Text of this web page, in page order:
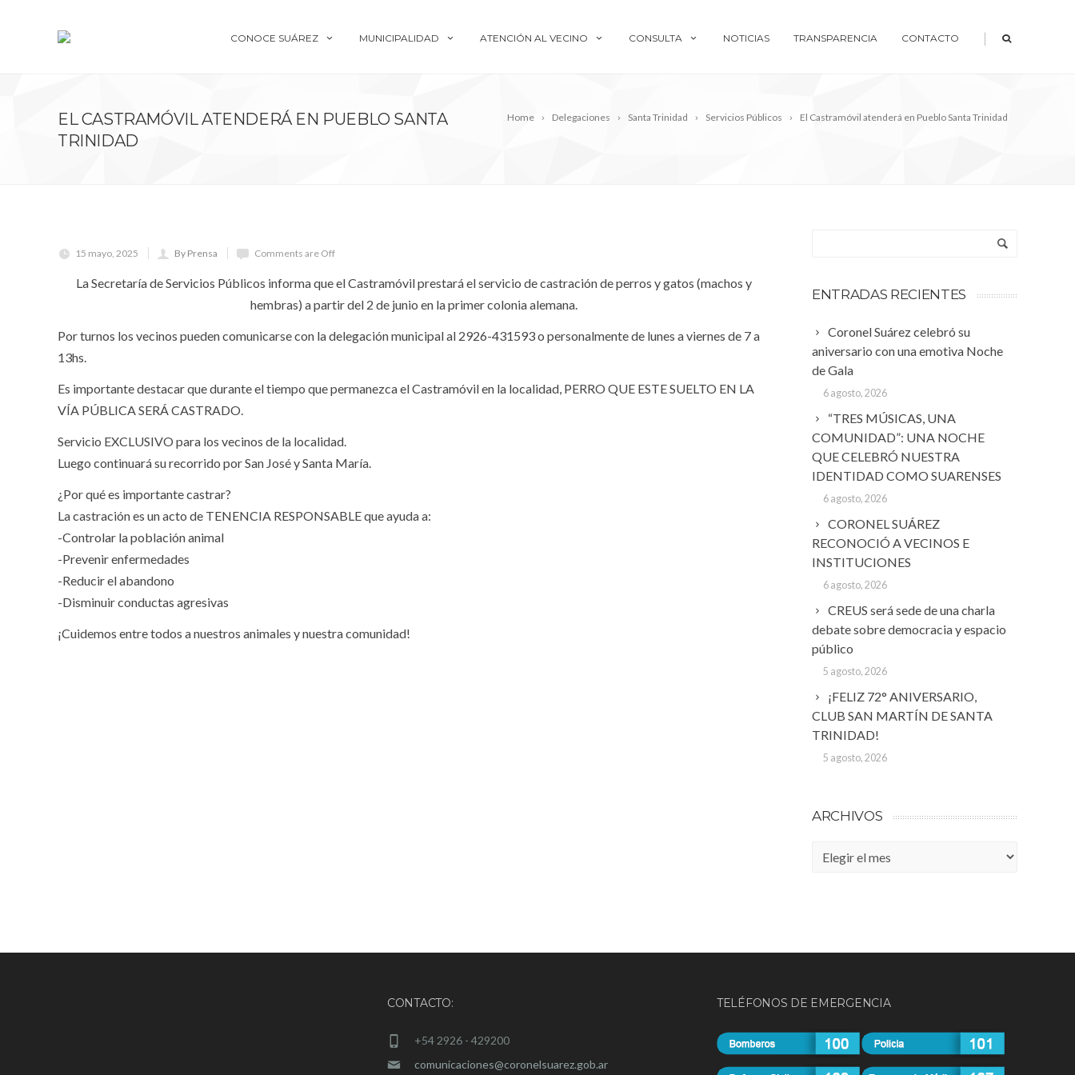
CONOCE SUÁREZ MUNICIPALIDAD ATENCIÓN AL VECINO CONSULTA NOTICIAS TRANSPARENCIA CONTACTO |
Home Delegaciones Santa Trinidad Servicios Públicos El Castramóvil atenderá en Pueblo Santa Trinidad
EL CASTRAMÓVIL ATENDERÁ EN PUEBLO SANTA
TRINIDAD
15 mayo, 2025 By Prensa Comments are Off
La Secretaría de Servicios Públicos informa que el Castramóvil prestará el servicio de castración de perros y gatos (machos y
hembras) a partir del 2 de junio en la primer colonia alemana.
Por turnos los vecinos pueden comunicarse con la delegación municipal al 2926-431593 o personalmente de lunes a viernes de 7 a
13hs.
Es importante destacar que durante el tiempo que permanezca el Castramóvil en la localidad, PERRO QUE ESTE SUELTO EN LA
VÍA PÚBLICA SERÁ CASTRADO.
Servicio EXCLUSIVO para los vecinos de la localidad.
Luego continuará su recorrido por San José y Santa María.
¿Por qué es importante castrar?
La castración es un acto de TENENCIA RESPONSABLE que ayuda a:
-Controlar la población animal
-Prevenir enfermedades
-Reducir el abandono
-Disminuir conductas agresivas
¡Cuidemos entre todos a nuestros animales y nuestra comunidad!
ENTRADAS RECIENTES
Coronel Suárez celebró su
aniversario con una emotiva Noche
de Gala
6 agosto, 2026
“TRES MÚSICAS, UNA
COMUNIDAD”: UNA NOCHE
QUE CELEBRÓ NUESTRA
IDENTIDAD COMO SUARENSES
6 agosto, 2026
CORONEL SUÁREZ
RECONOCIÓ A VECINOS E
INSTITUCIONES
6 agosto, 2026
CREUS será sede de una charla
debate sobre democracia y espacio
público
5 agosto, 2026
¡FELIZ 72° ANIVERSARIO,
CLUB SAN MARTÍN DE SANTA
TRINIDAD!
5 agosto, 2026
ARCHIVOS
Archivos
CONTACTO:
+54 2926 - 429200
comunicaciones@coronelsuarez.gob.ar
TELÉFONOS DE EMERGENCIA